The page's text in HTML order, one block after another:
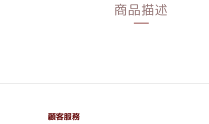
商品描述
顧客服務